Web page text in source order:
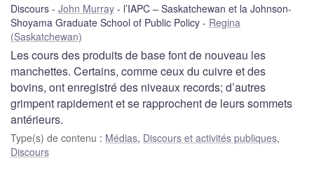
Discours John Murray
l’IAPC – Saskatchewan et la Johnson-
Shoyama Graduate School of Public Policy
Regina
(Saskatchewan)
Les cours des produits de base font de nouveau les
manchettes. Certains, comme ceux du cuivre et des
bovins, ont enregistré des niveaux records; d’autres
grimpent rapidement et se rapprochent de leurs sommets
antérieurs.
Type(s) de contenu : Médias, Discours et activités publiques,
Discours